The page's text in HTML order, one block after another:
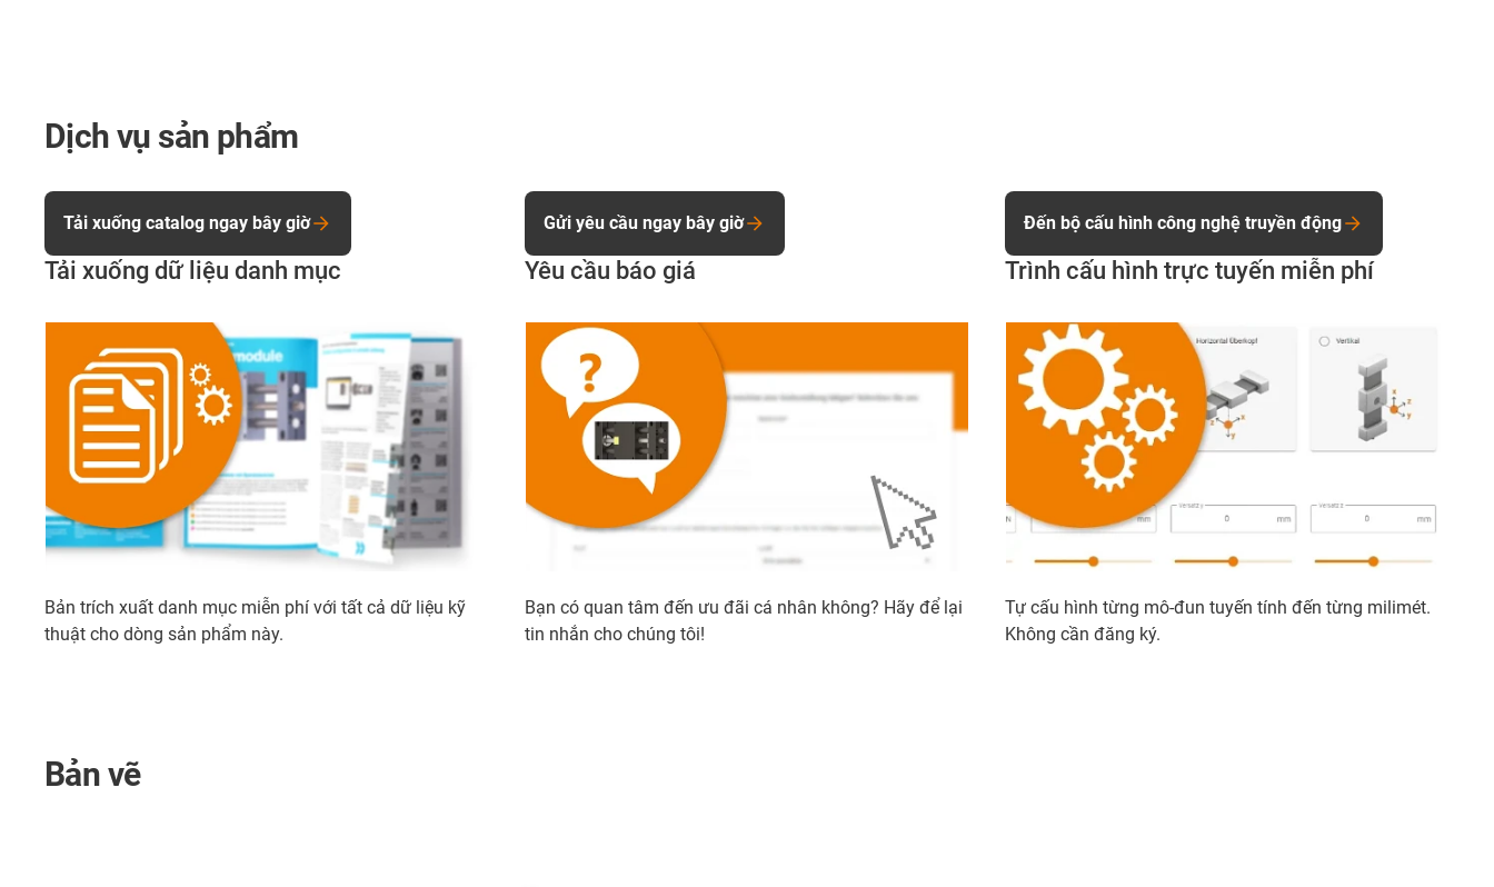
Dịch vụ sản phẩm
Tải xuống dữ liệu danh mục
Bản trích xuất danh mục miễn phí với tất cả dữ liệu kỹ
thuật cho dòng sản phẩm này.
Tải xuống catalog ngay bây giờ
Yêu cầu báo giá
Bạn có quan tâm đến ưu đãi cá nhân không? Hãy để lại
tin nhắn cho chúng tôi!
Gửi yêu cầu ngay bây giờ
Trình cấu hình trực tuyến miễn phí
Tự cấu hình từng mô-đun tuyến tính đến từng milimét.
Không cần đăng ký.
Đến bộ cấu hình công nghệ truyền động
Bản vẽ